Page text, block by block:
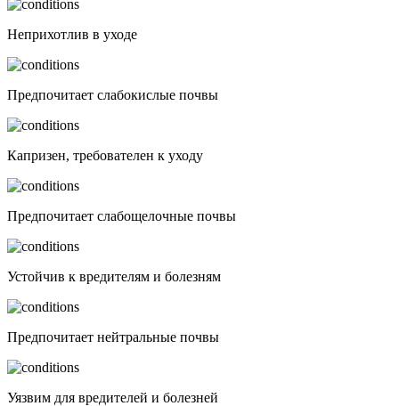
Неприхотлив в уходе
Предпочитает слабокислые почвы
Капризен, требователен к уходу
Предпочитает слабощелочные почвы
Устойчив к вредителям и болезням
Предпочитает нейтральные почвы
Уязвим для вредителей и болезней